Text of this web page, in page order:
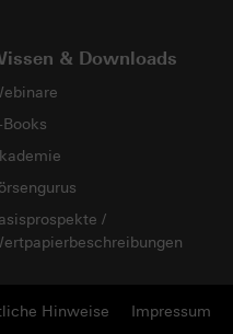
& Downloads
Books
/
Hinweise Impressum